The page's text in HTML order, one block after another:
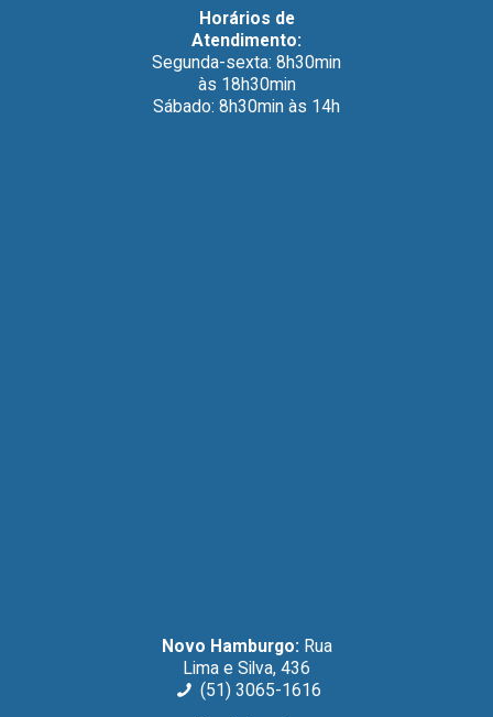
Horários de
Atendimento:
Segunda-sexta: 8h30min
às 18h30min
Sábado: 8h30min às 14h
Novo Hamburgo: Rua
Lima e Silva, 436
(51) 3065-1616